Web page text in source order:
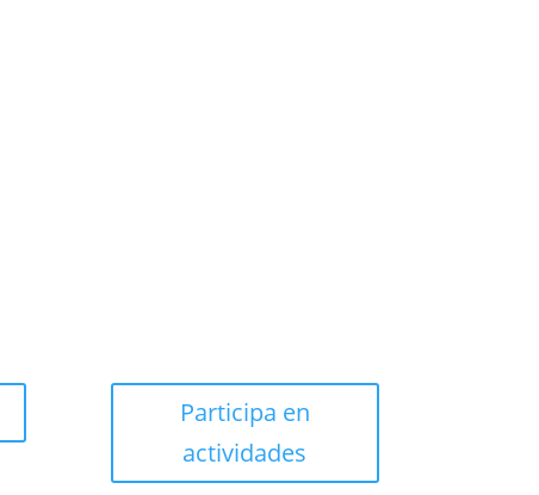
Participa en
actividades